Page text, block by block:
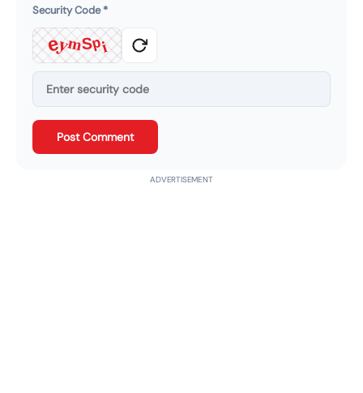
Security Code*
eymSpi
Post Comment
ADVERTISEMENT